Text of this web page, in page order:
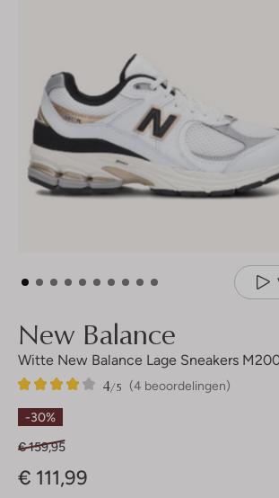
New Balance
Witte New Balance Lage Sneakers
(4 beoordelingen)
4/5
4
4
Sterren
-30%
€ 159,95
€ 111,99